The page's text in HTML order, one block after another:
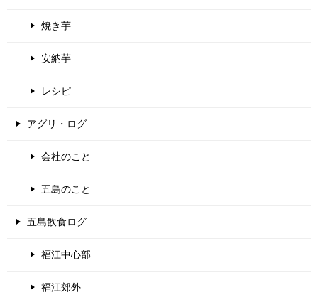
焼き芋
安納芋
レシピ
アグリ・ログ
会社のこと
五島のこと
五島飲食ログ
福江中心部
福江郊外